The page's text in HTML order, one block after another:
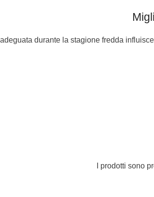
durante la stagione fredda
I prodotti sono